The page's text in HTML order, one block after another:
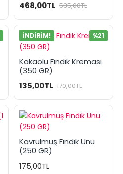
468,00TL 585,00TL
İNDIRIM! %21
Kakaolu Fındık Kreması
(350 GR)
135,00TL 170,00TL
Kavrulmuş Fındık Unu
(250 GR)
175,00TL